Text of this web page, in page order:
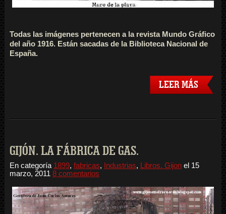
Todas las imágenes pertenecen a la revista Mundo Gráfico
del año 1916. Están sacadas de la Biblioteca Nacional de
España.
LEER MÁS
GIJÓN. LA FÁBRICA DE GAS.
En categoría 1899, fabricas, Industrias, Libros. Gijonel 15
marzo, 2011 8 comentarios